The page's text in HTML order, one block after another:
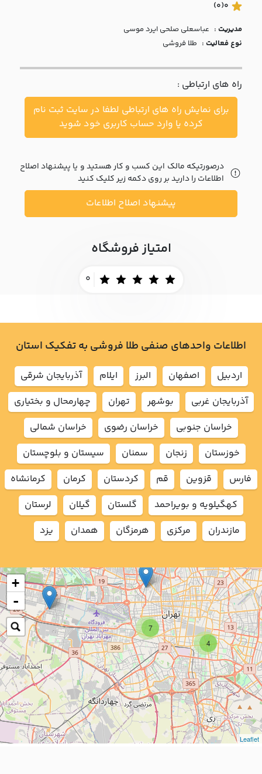
با ما
مقالات
اخبار
پرسش
متداول
خواست
0
(0)
مدیریت : عباسعلي صلحي ايرد موسي
نوع فعالیت : طلا فروشی
راه های ارتباطی :
برای نمایش راه های ارتباطی لطفا در سایت ثبت نام
کرده یا وارد حساب کاربری خود شوید
درصورتیکه مالک این کسب و کار هستید و یا پیشنهاد اصلاح
اطلاعات را دارید بر روی دکمه زیر کلیک کنید
پیشنهاد اصلاح اطلاعات
امتیاز فروشگاه
0
7
4
+
-
Leaflet
اطلاعات واحدهای صنفی طلا فروشی به تفکیک استان
اردبيل اصفهان البرز ايلام
آذربايجان شرقي
آذربايجان غربي
بوشهر تهران
چهارمحال و بختياري
خراسان جنوبي
خراسان رضوي
خراسان شمالي
خوزستان
زنجان سمنان
سيستان و بلوچستان
فارس
قزوين قم كردستان كرمان
كرمانشاه
كهگيلويه و بويراحمد
گلستان گيلان
لرستان
مازندران
مركزي هرمزگان همدان يزد